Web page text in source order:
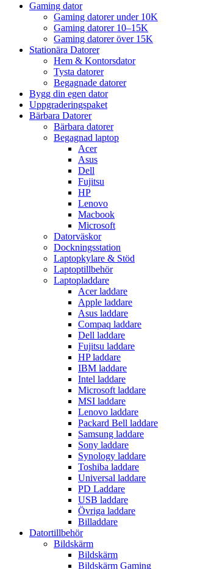
Gaming dator
Gaming datorer under 10K
Gaming datorer 10–15K
Gaming datorer över 15K
Stationära Datorer
Hem & Kontorsdator
Tysta datorer
Begagnade datorer
Bygg din egen dator
Uppgraderingspaket
Bärbara Datorer
Bärbara datorer
Begagnad laptop
Acer
Asus
Dell
Fujitsu
HP
Lenovo
Macbook
Microsoft
Datorväskor
Dockningsstation
Laptopkylare & Stöd
Laptoptillbehör
Laptopladdare
Acer laddare
Apple laddare
Asus laddare
Compaq laddare
Dell laddare
Fujitsu laddare
HP laddare
IBM laddare
Intel laddare
Microsoft laddare
MSI laddare
Lenovo laddare
Packard Bell laddare
Samsung laddare
Sony laddare
Synology laddare
Toshiba laddare
Universal laddare
PD Laddare
USB laddare
Övriga laddare
Billaddare
Datortillbehör
Bildskärm
Bildskärm
Bildskärm Gaming